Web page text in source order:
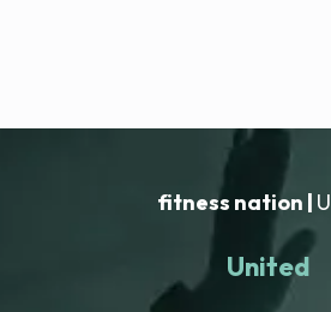
fitness nation |
United